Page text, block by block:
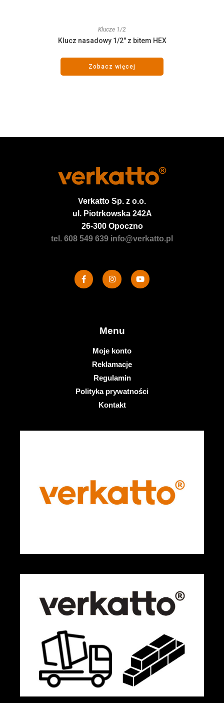
Klucze 1/2
Klucz nasadowy 1/2″ z bitem HEX
Zobacz więcej
Verkatto Sp. z o.o.
ul. Piotrkowska 242A
26-300 Opoczno
tel. 608 549 639 info@verkatto.pl
Menu
Moje konto
Reklamacje
Regulamin
Polityka prywatności
Kontakt